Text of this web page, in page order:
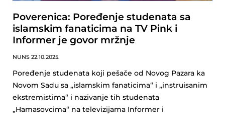
Poverenica: Poređenje studenata sa
islamskim fanaticima na TV Pink i
Informer je govor mržnje
NUNS 22.10.2025.
Poređenje studenata koji pešače od Novog Pazara ka
Novom Sadu sa „islamskim fanaticima“ i „instruisanim
ekstremistima“ i nazivanje tih studenata
„Hamasovcima“ na televizijama Informer i